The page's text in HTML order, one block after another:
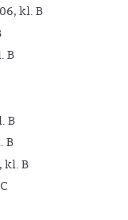
kl. B
B
B
B
kl. B